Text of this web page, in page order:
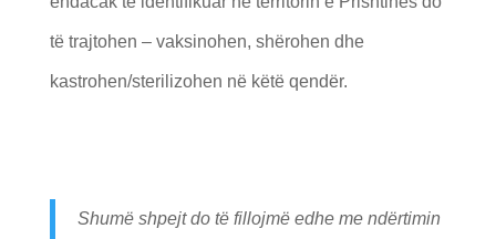
të trajtohen – vaksinohen, shërohen dhe
kastrohen/sterilizohen në këtë qendër.
Shumë shpejt do të fillojmë edhe me ndërtimin